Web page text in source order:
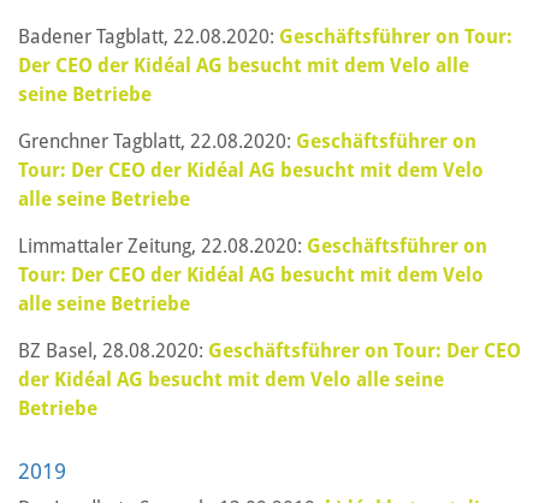
Badener Tagblatt, 22.08.2020: Geschäftsführer on Tour:
Der CEO der Kidéal AG besucht mit dem Velo alle
seine Betriebe
Grenchner Tagblatt, 22.08.2020: Geschäftsführer on
Tour: Der CEO der Kidéal AG besucht mit dem Velo
alle seine Betriebe
Limmattaler Zeitung, 22.08.2020: Geschäftsführer on
Tour: Der CEO der Kidéal AG besucht mit dem Velo
alle seine Betriebe
BZ Basel, 28.08.2020: Geschäftsführer on Tour: Der CEO
der Kidéal AG besucht mit dem Velo alle seine
Betriebe
2019